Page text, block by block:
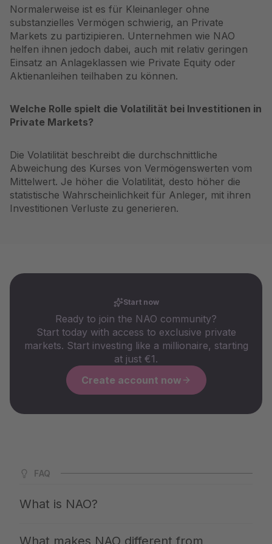
Normalerweise ist es für Kleinanleger ohne
substanzielles Vermögen schwierig, an Private
Markets zu partizipieren. Unternehmen wie NAO
helfen ihnen jedoch dabei, auch mit relativ geringen
Einsatz an Anlageklassen wie Private Equity oder
Aktienanleihen teilhaben zu können.
Welche Rolle spielt die Volatilität bei Investitionen in
Private Markets?
Die Volatilität beschreibt die durchschnittliche
Abweichung des Kurses von Vermögenswerten vom
Mittelwert. Je höher die Volatilität, desto höher die
statistische Wahrscheinlichkeit für Anleger, mit ihren
Investitionen Verluste zu generieren.
Start now
Ready to join the NAO community?
Start today with access to exclusive private
markets. Start investing like a millionaire, starting
at just €1.
Create account now
FAQ
What is NAO?
What makes NAO different from